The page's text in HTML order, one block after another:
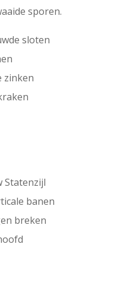
sporen.
sloten
zinken
Statenzijl
banen
breken